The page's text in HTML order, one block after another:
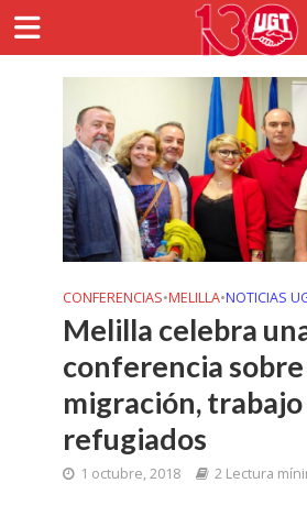
CONFERENCIAS•MELILLA•NOTICIAS
Melilla celebra
conferencia sobre
migración, trabajo
refugiados
1 octubre, 2018 2 Lectura